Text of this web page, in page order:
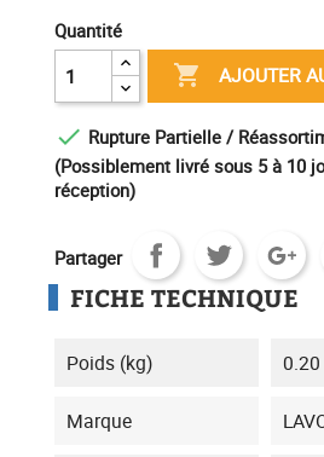
Quantité
 AJOUTER
 Rupture Partielle /
(Possiblement livré sous 5 à 10
réception)
Partager
FICHE TECHNIQUE
Poids (kg) 0.20
Marque